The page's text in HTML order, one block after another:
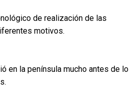
de realización de las
motivos.
en la península mucho antes de lo